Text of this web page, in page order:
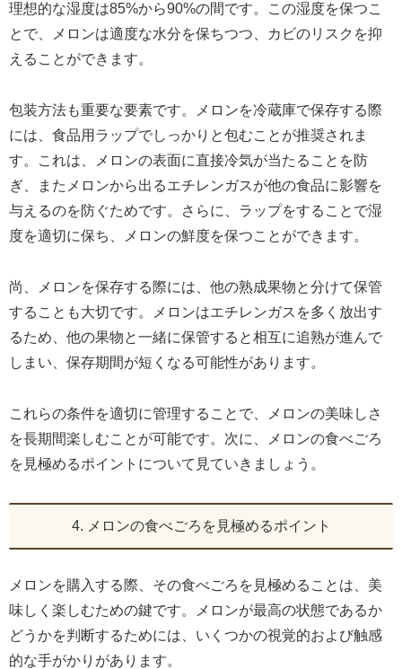
理想的な湿度は85%から90%の間です。この湿度を保つこ
とで、メロンは適度な水分を保ちつつ、カビのリスクを抑
えることができます。
包装方法も重要な要素です。メロンを冷蔵庫で保存する際
には、食品用ラップでしっかりと包むことが推奨されま
す。これは、メロンの表面に直接冷気が当たることを防
ぎ、またメロンから出るエチレンガスが他の食品に影響を
与えるのを防ぐためです。さらに、ラップをすることで湿
度を適切に保ち、メロンの鮮度を保つことができます。
尚、メロンを保存する際には、他の熟成果物と分けて保管
することも大切です。メロンはエチレンガスを多く放出す
るため、他の果物と一緒に保管すると相互に追熟が進んで
しまい、保存期間が短くなる可能性があります。
これらの条件を適切に管理することで、メロンの美味しさ
を長期間楽しむことが可能です。次に、メロンの食べごろ
を見極めるポイントについて見ていきましょう。
4. メロンの食べごろを見極めるポイント
メロンを購入する際、その食べごろを見極めることは、美
味しく楽しむための鍵です。メロンが最高の状態であるか
どうかを判断するためには、いくつかの視覚的および触感
的な手がかりがあります。